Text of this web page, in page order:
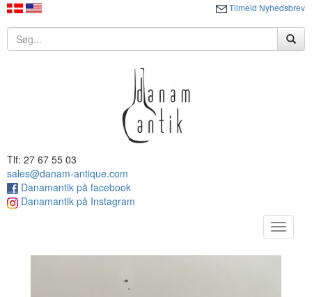
Tilmeld Nyhedsbrev
Tlf: 27 67 55 03
sales@danam-antique.com
Danamantik på facebook
Danamantik på Instagram
Toggle